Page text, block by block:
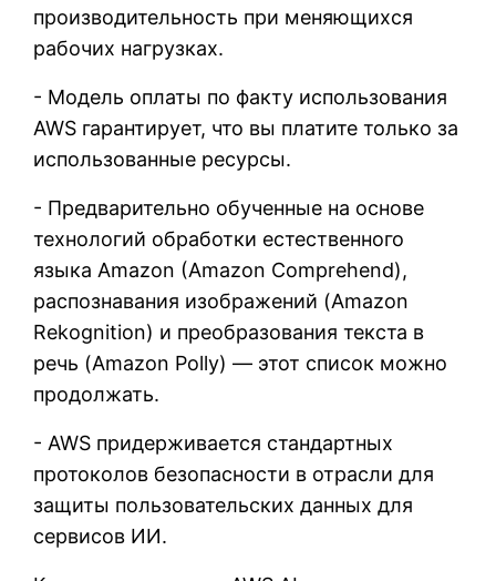
производительность при меняющихся
рабочих нагрузках.
- Модель оплаты по факту использования
AWS гарантирует, что вы платите только за
использованные ресурсы.
- Предварительно обученные на основе
технологий обработки естественного
языка Amazon (Amazon Comprehend),
распознавания изображений (Amazon
Rekognition) и преобразования текста в
речь (Amazon Polly) — этот список можно
продолжать.
- AWS придерживается стандартных
протоколов безопасности в отрасли для
защиты пользовательских данных для
сервисов ИИ.